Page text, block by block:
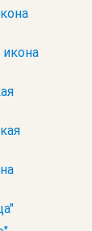
икона